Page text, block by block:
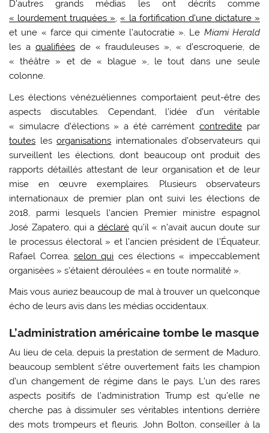
D’autres grands médias les ont décrits comme
« lourdement truquées »,« la fortification d’une dictature »
et une « farce qui cimente l’autocratie ». Le Miami Herald
les a qualifiéesde « frauduleuses », « d’escroquerie, de
« théâtre » et de « blague », le tout dans une seule
colonne.
Les élections vénézuéliennes comportaient peut-être des
aspects discutables. Cependant, l’idée d’un véritable
« simulacre d’élections » a été carrémentcontredite par
toutes lesorganisations internationales d’observateurs qui
surveillent les élections, dont beaucoup ont produit des
rapports détaillés attestant de leur organisation et de leur
mise en œuvre exemplaires. Plusieurs observateurs
internationaux de premier plan ont suivi les élections de
2018, parmi lesquels l’ancien Premier ministre espagnol
José Zapatero, qui a déclaréqu’il « n’avait aucun doute sur
le processus électoral » et l’ancien président de l’Équateur,
Rafael Correa, selon qui ces élections « impeccablement
organisées » s’étaient déroulées « en toute normalité ».
Mais vous auriez beaucoup de mal à trouver un quelconque
écho de leurs avis dans les médias occidentaux.
L’administration américaine tombe le masque
Au lieu de cela, depuis la prestation de serment de Maduro,
beaucoup semblent s’être ouvertement faits les champion
d’un changement de régime dans le pays. L’un des rares
aspects positifs de l’administration Trump est qu’elle ne
cherche pas à dissimuler ses véritables intentions derrière
des mots trompeurs et fleuris. John Bolton, conseiller à la